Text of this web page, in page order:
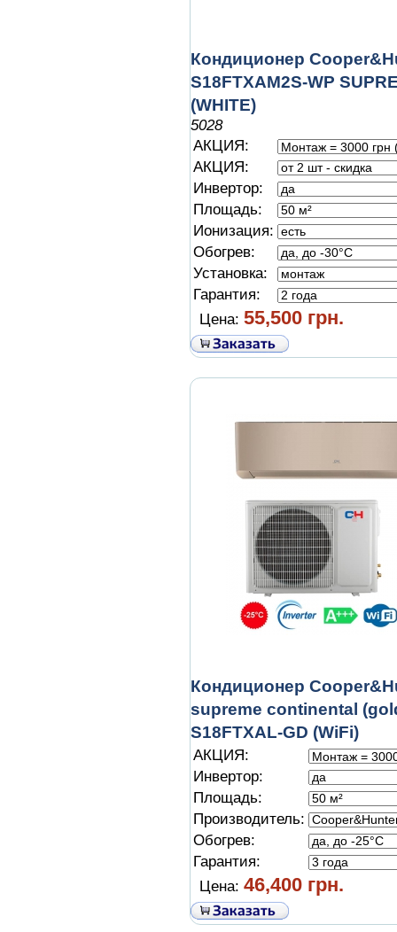
Кондиционер
S18FTXAM2S-WP
(WHITE)
5028
АКЦИЯ:
АКЦИЯ:
Инвертор:
Площадь:
Ионизация:
Обогрев:
Установка:
Гарантия:
Цена: 55,500 грн.
Кондиционер
supreme continental
S18FTXAL-GD (WiFi)
АКЦИЯ:
Инвертор:
Площадь:
Производитель:
Обогрев:
Гарантия:
Цена: 46,400 грн.